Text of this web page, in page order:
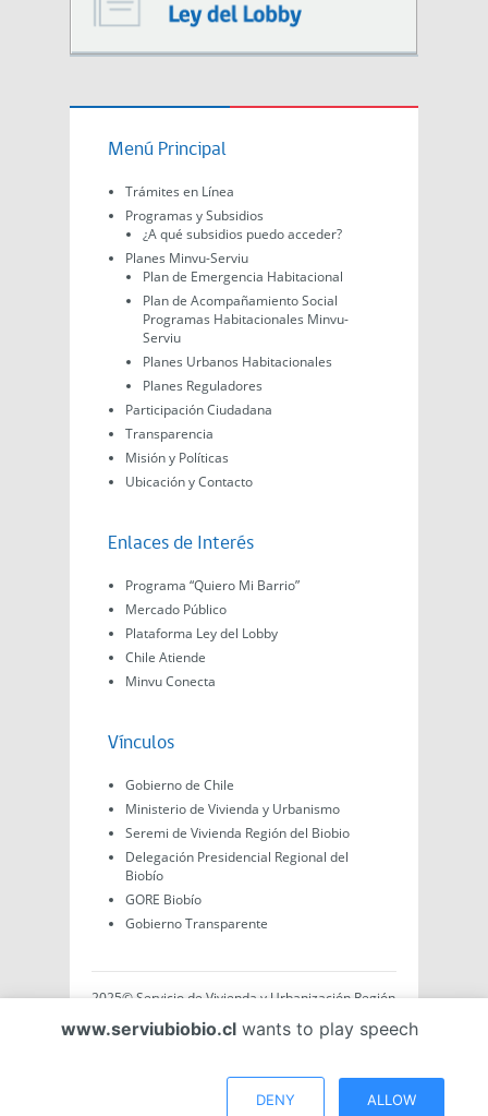
Menú Principal
Trámites en Línea
Programas y Subsidios
¿A qué subsidios puedo acceder?
Planes Minvu-Serviu
Plan de Emergencia Habitacional
Plan de Acompañamiento Social
Programas Habitacionales Minvu-
Serviu
Planes Urbanos Habitacionales
Planes Reguladores
Participación Ciudadana
Transparencia
Misión y Políticas
Ubicación y Contacto
Enlaces de Interés
Programa “Quiero Mi Barrio”
Mercado Público
Plataforma Ley del Lobby
Chile Atiende
Minvu Conecta
Vínculos
Gobierno de Chile
Ministerio de Vivienda y Urbanismo
Seremi de Vivienda Región del Biobio
Delegación Presidencial Regional del
Biobío
GORE Biobío
Gobierno Transparente
2025© Servicio de Vivienda y Urbanización Región
Región del Biobío, Chile. Todo el contenido de este
www.serviubiobio.cl wants to play speech
DENY ALLOW